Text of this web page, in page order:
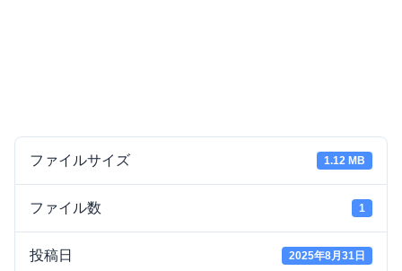
ファイルサイズ 1.12 MB
ファイル数 1
投稿日 2025年8月31日